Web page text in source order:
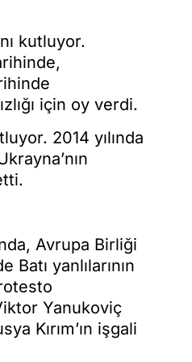
kutluyor.
için oy verdi.
2014 yılında
Avrupa Birliği
Batı yanlılarının
Yanukoviç
Kırım’ın işgali